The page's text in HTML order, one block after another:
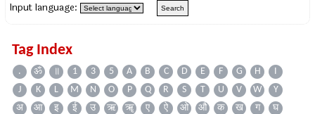
Input language:
Tag Index
. ॐ ॥ 1 3 5 A B C D E F G H
I
J
K L M N O P Q R S T U V W
Y
अ
आ इ ई उ ऋ ॠ ए ऐ ओ औ क ख ग
घ